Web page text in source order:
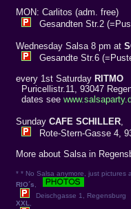
MON: Carlitos (adm. free)
Gesandten Str.2
Wednesday Salsa 8 pm at
Gesandte Str.6
every 1st Saturday RITMO
Puricellistr.11, 93047
dates see
Sunday CAFE SCHILLER
Rote-Stern-Gasse 4,
More about Salsa in
* * No Salsa anymore, just pictures
RIO´s
Deischgasse 1, Regensburg
XXL